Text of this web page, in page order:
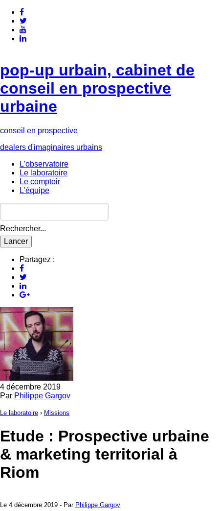
pop-up urbain, cabinet de
conseil en prospective
urbaine
conseil en prospective
dealers d'imaginaires urbains
L’observatoire
Le laboratoire
Le comptoir
L’équipe
Rechercher...
Partagez :
4 décembre 2019
Par Philippe Gargov
Le laboratoire › Missions
Etude : Prospective urbaine
& marketing territorial à
Riom
Le 4 décembre 2019 - Par Philippe Gargov